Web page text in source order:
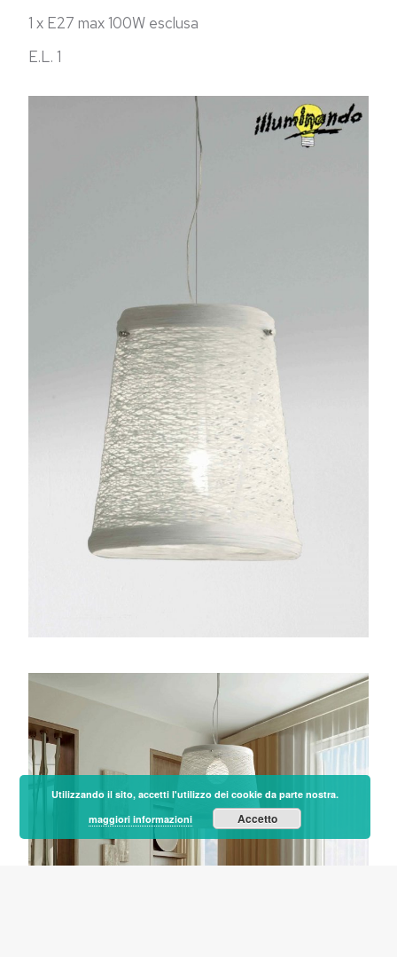
1 x E27 max 100W esclusa
E.L. 1
Utilizzando il sito, accetti l'utilizzo dei cookie da parte nostra.
maggiori informazioni
Accetto